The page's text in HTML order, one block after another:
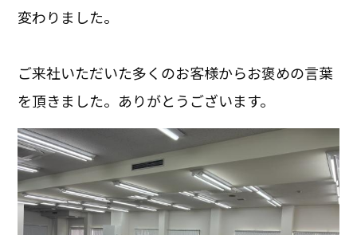
変わりました。
ご来社いただいた多くのお客様からお褒めの言葉
を頂きました。ありがとうございます。